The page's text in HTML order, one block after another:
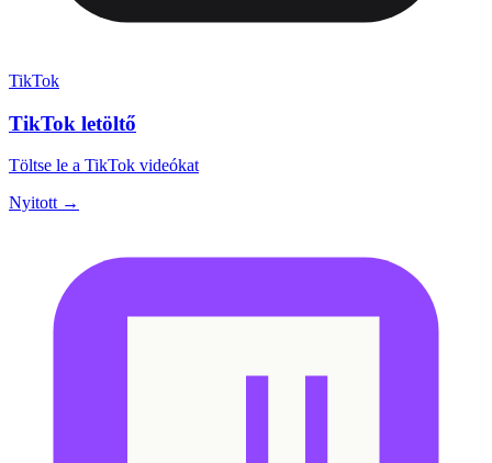
TikTok
TikTok letöltő
Töltse le a TikTok videókat
Nyitott →